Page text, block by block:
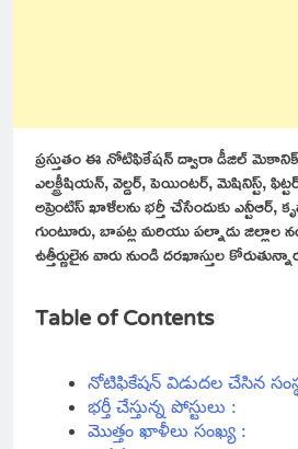
ప్రస్తుతం ఈ నోటిఫికేషన్ ద్వారా డీజిల్
ఎలక్ట్రీషియన్, వెల్డర్, పెయింటర్, మెషినిస్ట్,
అప్రెంటిస్ ఖాళీలను భర్తీ చేసేందుకు ఎన్టీఆర్,
గుంటూరు, బాపట్ల మరియు పల్నాడు జిల్లాల
ఉత్తీర్ణులైన వారు నుండి దరఖాస్తుల
Table of Contents
నోటిఫికేషన్ విడుదల చేసిన
భర్తీ చేస్తున్న పోస్టులు :
మొత్తం ఖాళీలు సంఖ్య :